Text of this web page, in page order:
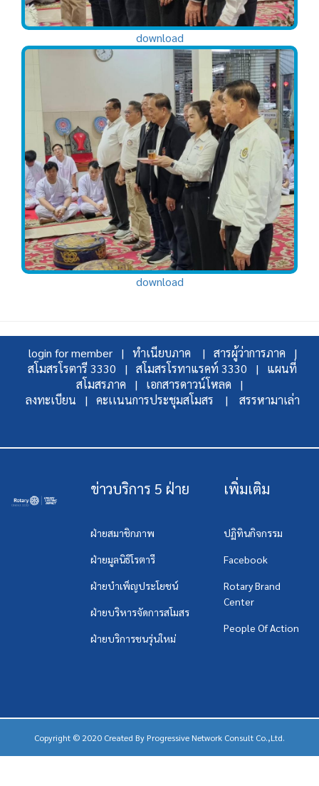
download
download
login for member | ทำเนียบภาค |
สารผู้ว่าการภาค |
สโมสรโรตารี 3330 |
สโมสรโรทาแรคท์ 3330 |
แผนที่
สโมสรภาค |
เอกสารดาวน์โหลด |
ลงทะเบียน |
คะเเนนการประชุมสโมสร | สรรหามาเล่า
ข่าวบริการ 5 ฝ่าย
ฝ่ายสมาชิกภาพ
ฝ่ายมูลนิธิโรตารี
ฝ่ายบำเพ็ญประโยชน์
ฝ่ายบริหารจัดการสโมสร
ฝ่ายบริการชนรุ่นใหม่
เพิ่มเติม
ปฏิทินกิจกรรม
Facebook
Rotary Brand
Center
People Of Action
Copyright © 2020 Created By Progressive Network Consult Co.,Ltd.